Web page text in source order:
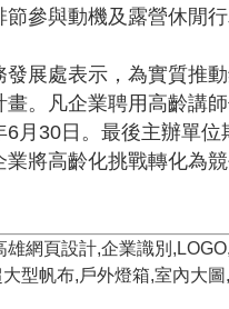
參與動機及露營休閒行
展處表示，為實質推
。凡企業聘用高齡講
月30日。最後主辦單
將高齡化挑戰轉化為
網頁設計,企業識別
型帆布,戶外燈箱,室內大